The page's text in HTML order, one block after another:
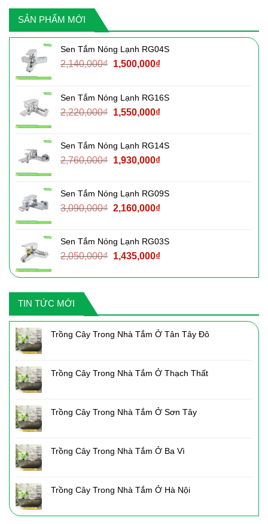
SẢN PHẨM MỚI
Sen Tắm Nóng Lạnh RG04S
2,140,000₫ Giá
2,140,000₫.
1,500,000₫Giá
là:
1,500,000₫.
Sen Tắm Nóng Lạnh RG16S
2,220,000₫ Giá
2,220,000₫.
1,550,000₫Giá
là:
1,550,000₫.
Sen Tắm Nóng Lạnh RG14S
2,760,000₫ Giá
2,760,000₫.
1,930,000₫Giá
là:
1,930,000₫.
Sen Tắm Nóng Lạnh RG09S
3,090,000₫ Giá
3,090,000₫.
2,160,000₫Giá
là:
2,160,000₫.
Sen Tắm Nóng Lạnh RG03S
2,050,000₫ Giá
là:
1,435,000₫Giá
tại
TIN TỨC MỚI
Trồng Cây Trong Nhà Tắm Ở Tân Tây Đô
Trồng Cây Trong Nhà Tắm Ở Thạch Thất
Trồng Cây Trong Nhà Tắm Ở Sơn Tây
Trồng Cây Trong Nhà Tắm Ở Ba Vì
Trồng Cây Trong Nhà Tắm Ở Hà Nội